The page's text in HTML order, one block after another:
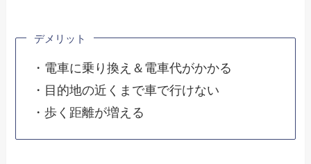
デメリット
・電車に乗り換え＆電車代がかかる
・目的地の近くまで車で行けない
・歩く距離が増える